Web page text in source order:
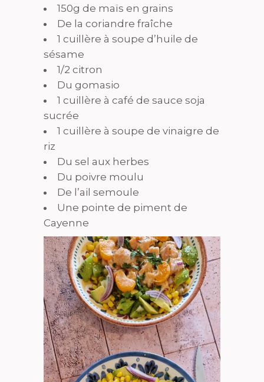
150g de maïs en grains
De la coriandre fraîche
1 cuillère à soupe d’huile de
sésame
1/2 citron
Du gomasio
1 cuillère à café de sauce soja
sucrée
1 cuillère à soupe de vinaigre de
riz
Du sel aux herbes
Du poivre moulu
De l’ail semoule
Une pointe de piment de
Cayenne